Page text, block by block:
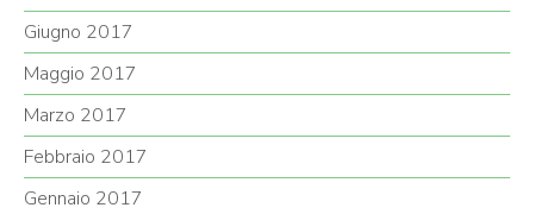
Giugno 2017
Maggio 2017
Marzo 2017
Febbraio 2017
Gennaio 2017